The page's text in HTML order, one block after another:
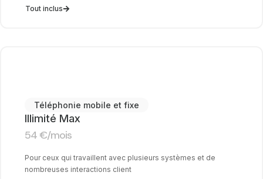
Tout inclus
Téléphonie mobile et fixe
Illimité Max
54€/mois
Pour ceux qui travaillent avec plusieurs systèmes et de
nombreuses interactions client